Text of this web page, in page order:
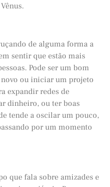
de alguma forma a
sentir que estão mais
Pode ser um bom
ou iniciar um projeto
expandir redes de
dinheiro, ou ter boas
tende a oscilar um pouco,
por um momento
que fala sobre amizades e